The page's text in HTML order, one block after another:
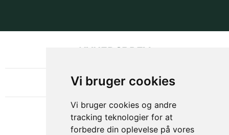
Vi bruger cookies
Vi bruger cookies og andre
tracking teknologier for at
forbedre din oplevelse på vores
NYHEDSBREV
OM GAMECHANGER